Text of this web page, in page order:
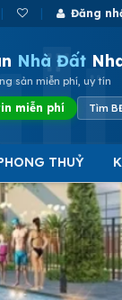
Đăng
Nhà Đất
sản miễn phí, uy tín
miễn phí Tìm
THUỶ